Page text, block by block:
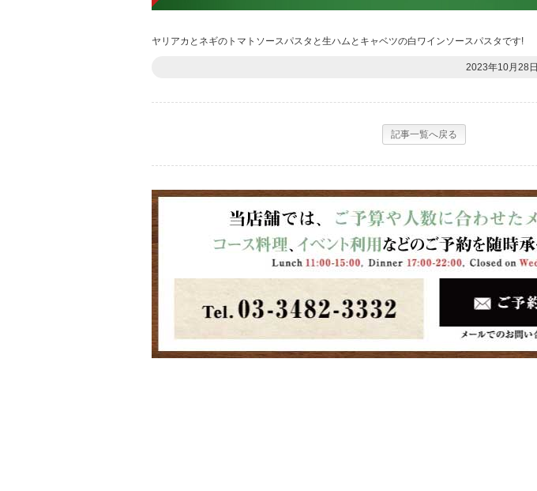
ヤリアカとネギのトマトソースパスタと生ハムとキャベツの白ワインソースパスタです!
2023年10月28
記事一覧へ戻る